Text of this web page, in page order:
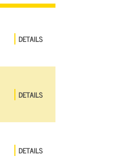
DETAILS
DETAILS
DETAILS